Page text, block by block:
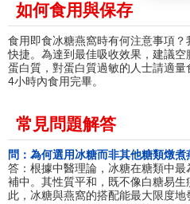
如何食用與保存
食用即食冰糖燕窩時有何注意事項
快捷。為達到最佳吸收效果，建議
蛋白質，對蛋白質過敏的人士請適
4小時內食用完畢。
常見問題解答
問：為何選用冰糖而非其他糖類燉煮
答：根據中醫理論，冰糖在糖類中
補中。其性質平和，既不像白糖易
此，冰糖與燕窩的搭配能最大限度地